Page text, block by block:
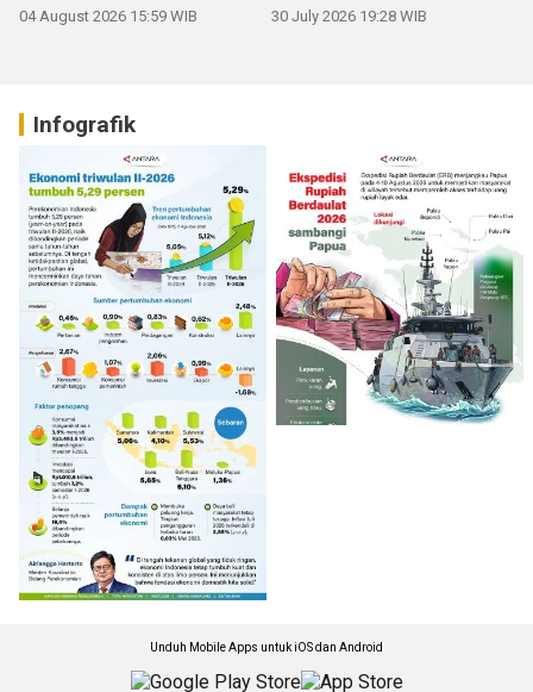
04 August 2026 15:59 WIB 30 July 2026 19:28 WIB
Infografik
Unduh Mobile Apps untuk iOS dan Android